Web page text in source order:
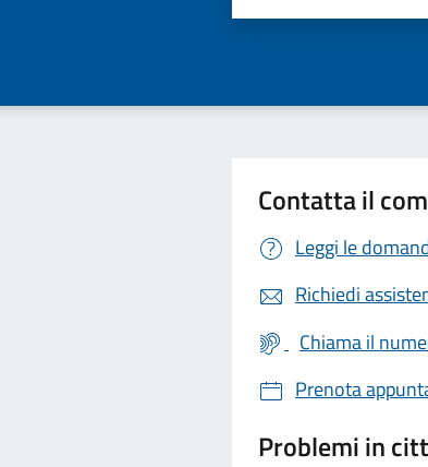
Contatta il
Leggi le
Richiedi
Chiama il
Prenota
Problemi in